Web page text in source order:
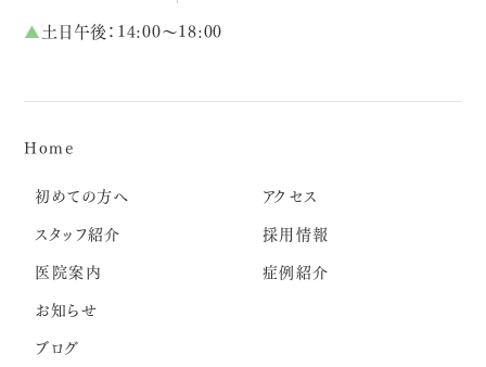
▲土日午後：14:00～18:00
Home
初めての方へ
スタッフ紹介
医院案内
アクセス
採用情報
症例紹介
お知らせ
ブログ